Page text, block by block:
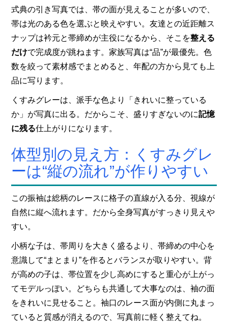
式典の引き写真では、帯の面が見えることが多いので、
帯は光のある色を選ぶと映えやすい。友達との近距離ス
ナップは衿元と帯締めが主役になるから、そこを整える
だけで完成度が跳ねます。家族写真は“品”が最優先。色
数を絞って素材感でまとめると、年配の方から見ても上
品に写ります。
くすみグレーは、派手な色より「きれいに整っている
か」が写真に出る。だからこそ、盛りすぎないのに記憶
に残る仕上がりになります。
体型別の見え方：くすみグレ
ーは“縦の流れ”が作りやすい
この振袖は総柄のレースに格子の直線が入る分、視線が
自然に縦へ流れます。だから全身写真がすっきり見えや
すい。
小柄な子は、帯周りを大きく盛るより、帯締めの中心を
意識して“まとまり”を作るとバランスが取りやすい。背
が高めの子は、帯位置を少し高めにすると重心が上がっ
てモデルっぽい。どちらも共通して大事なのは、袖の面
をきれいに見せること。袖口のレース面が内側に丸まっ
ていると質感が消えるので、写真前に軽く整えてね。